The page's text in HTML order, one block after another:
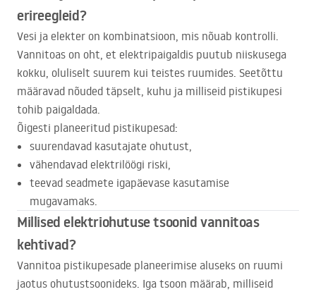
erireegleid?
Vesi ja elekter on kombinatsioon, mis nõuab kontrolli.
Vannitoas on oht, et elektripaigaldis puutub niiskusega
kokku, oluliselt suurem kui teistes ruumides. Seetõttu
määravad nõuded täpselt, kuhu ja milliseid pistikupesi
tohib paigaldada.
Õigesti planeeritud pistikupesad:
suurendavad kasutajate ohutust,
vähendavad elektrilöögi riski,
teevad seadmete igapäevase kasutamise
mugavamaks.
Millised elektriohutuse tsoonid vannitoas
kehtivad?
Vannitoa pistikupesade planeerimise aluseks on ruumi
jaotus ohutustsoonideks. Iga tsoon määrab, milliseid